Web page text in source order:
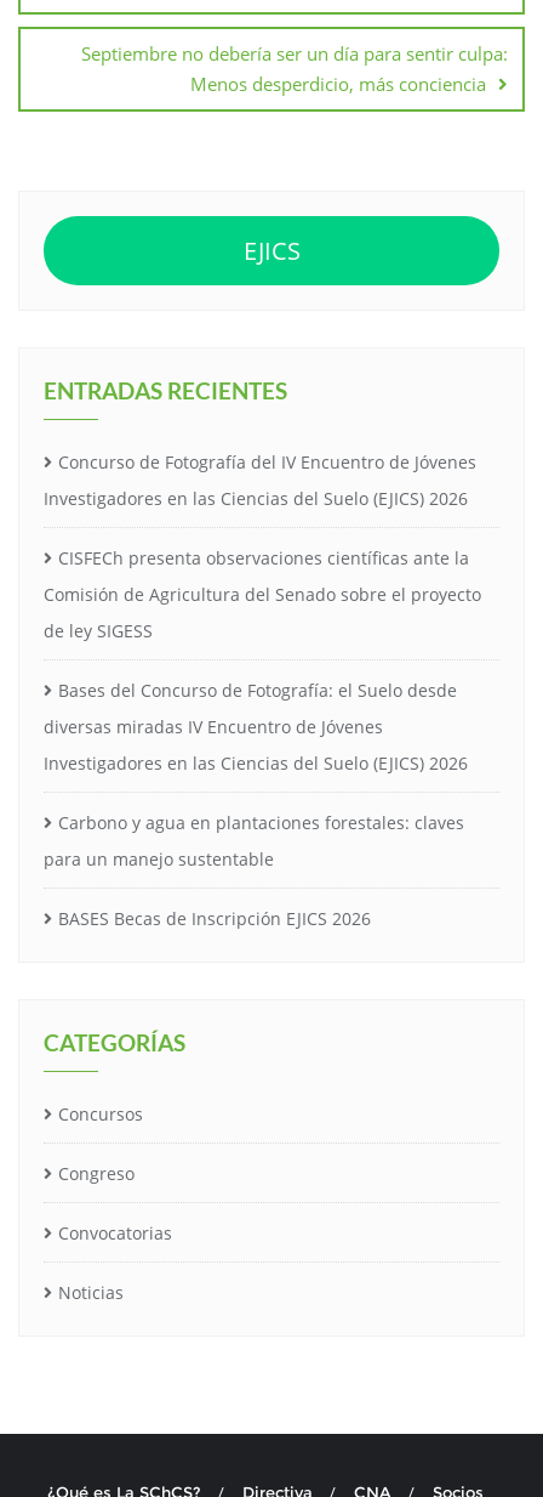
Septiembre no debería ser un día para sentir culpa:
Menos desperdicio, más conciencia
EJICS
ENTRADAS RECIENTES
Concurso de Fotografía del IV Encuentro de Jóvenes
Investigadores en las Ciencias del Suelo (EJICS) 2026
CISFECh presenta observaciones científicas ante la
Comisión de Agricultura del Senado sobre el proyecto
de ley SIGESS
Bases del Concurso de Fotografía: el Suelo desde
diversas miradas IV Encuentro de Jóvenes
Investigadores en las Ciencias del Suelo (EJICS) 2026
Carbono y agua en plantaciones forestales: claves
para un manejo sustentable
BASES Becas de Inscripción EJICS 2026
CATEGORÍAS
Concursos
Congreso
Convocatorias
Noticias
¿Qué es La SChCS? Directiva CNA Socios